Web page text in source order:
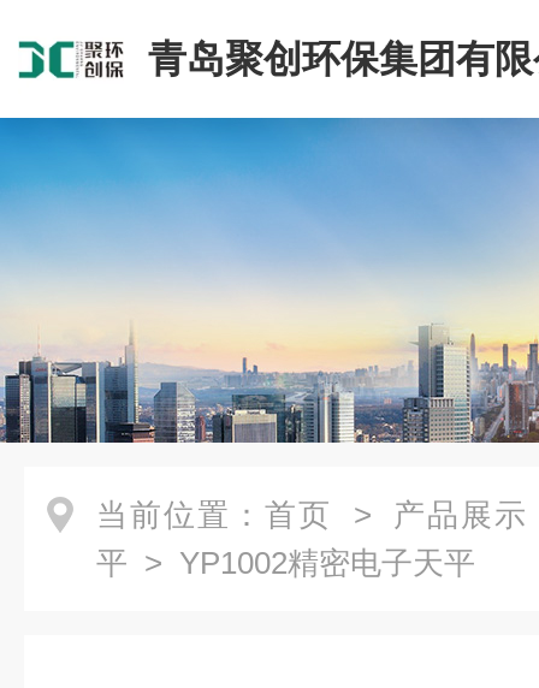
青岛聚创环保集团有
当前位置： 首页 > 产品展示
平 > YP1002精密电子天平